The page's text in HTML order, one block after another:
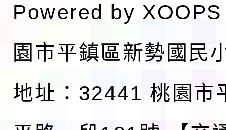
Powered by XOOPS
園市平鎮區新勢國民
地址：32441 桃園市